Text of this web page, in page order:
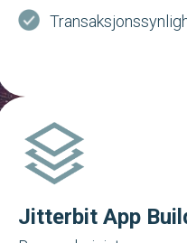
Jitterbit App